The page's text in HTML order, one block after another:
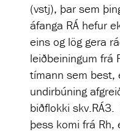
(vstj), þar sem
áfanga RÁ hefur
eins og lög gera
leiðbeiningum frá
tímann sem best,
undirbúning
biðflokki
þess komi frá